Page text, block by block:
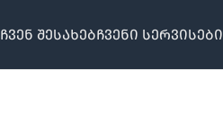
ჩვენ შესახებჩვენი სერვისები